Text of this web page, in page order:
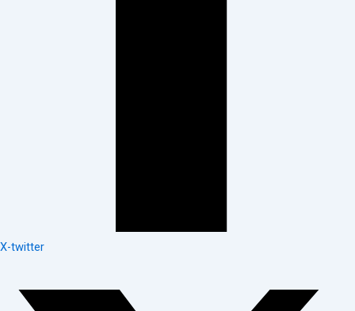
X-twitter